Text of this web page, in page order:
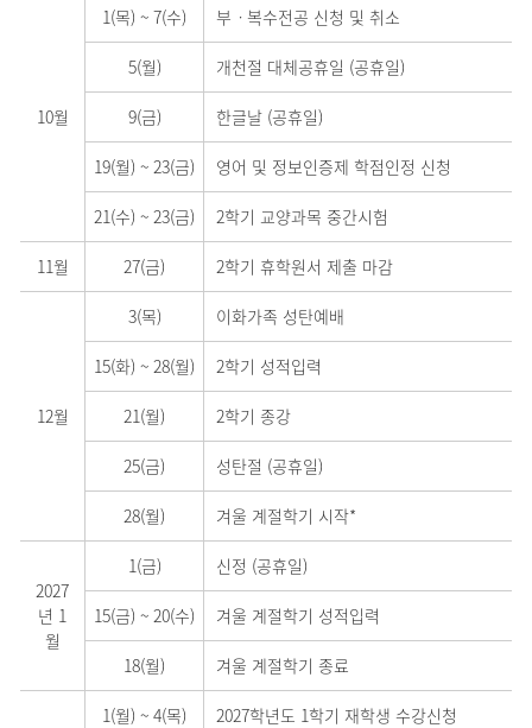
10월
1(목) ~ 7(수) 부ㆍ복수전공 신청 및 취소
5(월) 개천절 대체공휴일 (공휴일)
9(금) 한글날 (공휴일)
19(월) ~ 23(금) 영어 및 정보인증제 학점인정 신청
21(수) ~ 23(금) 2학기 교양과목 중간시험
11월 27(금) 2학기 휴학원서 제출 마감
12월
3(목) 이화가족 성탄예배
15(화) ~ 28(월) 2학기 성적입력
21(월) 2학기 종강
25(금) 성탄절 (공휴일)
28(월) 겨울 계절학기 시작*
2027
년 1
월
1(금) 신정 (공휴일)
15(금) ~ 20(수) 겨울 계절학기 성적입력
18(월) 겨울 계절학기 종료
1(월) ~ 4(목) 2027학년도 1학기 재학생 수강신청